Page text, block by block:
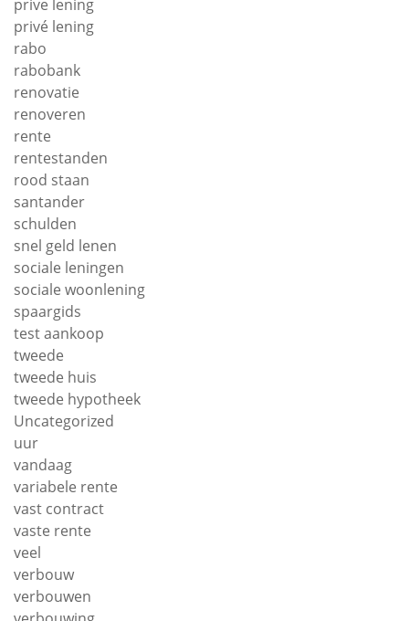
prive lening
privé lening
rabo
rabobank
renovatie
renoveren
rente
rentestanden
rood staan
santander
schulden
snel geld lenen
sociale leningen
sociale woonlening
spaargids
test aankoop
tweede
tweede huis
tweede hypotheek
Uncategorized
uur
vandaag
variabele rente
vast contract
vaste rente
veel
verbouw
verbouwen